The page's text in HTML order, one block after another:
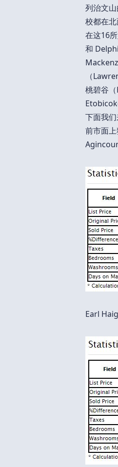
列治文
校都在北
在这16
和
（
桃碧谷
下面我
前市面上
Earl